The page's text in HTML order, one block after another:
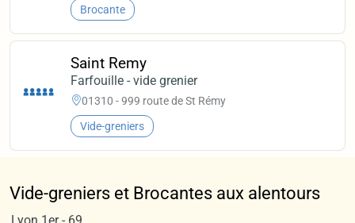
Brocante
Saint Remy
Farfouille - vide grenier
01310 - 999 route de St Rémy
Vide-greniers
Vide-greniers et Brocantes aux alentours
Lyon 1er - 69